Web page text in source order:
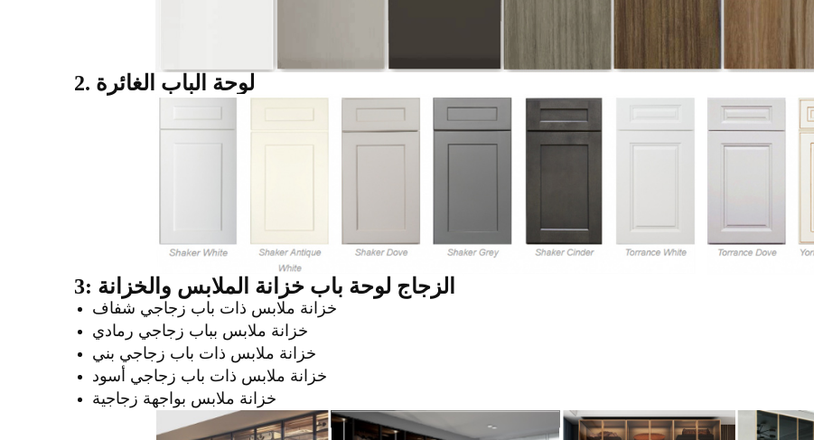
2. لوحة الباب الغائرة
3: الزجاج لوحة باب خزانة الملابس والخزانة
خزانة ملابس ذات باب زجاجي شفاف
خزانة ملابس بباب زجاجي رمادي
خزانة ملابس ذات باب زجاجي بني
خزانة ملابس ذات باب زجاجي أسود
خزانة ملابس بواجهة زجاجية